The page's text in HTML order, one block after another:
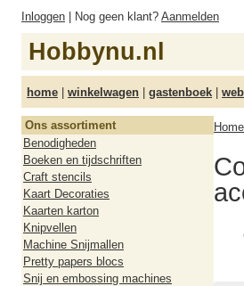
Inloggen | Nog geen klant? Aanmelden
Hobbynu.nl
home | winkelwagen | gastenboek |
Ons assortiment
Benodigheden
Boeken en tijdschriften
Craft stencils
Kaart Decoraties
Kaarten karton
Knipvellen
Machine Snijmallen
Pretty papers blocs
Snij en embossing machines
Home